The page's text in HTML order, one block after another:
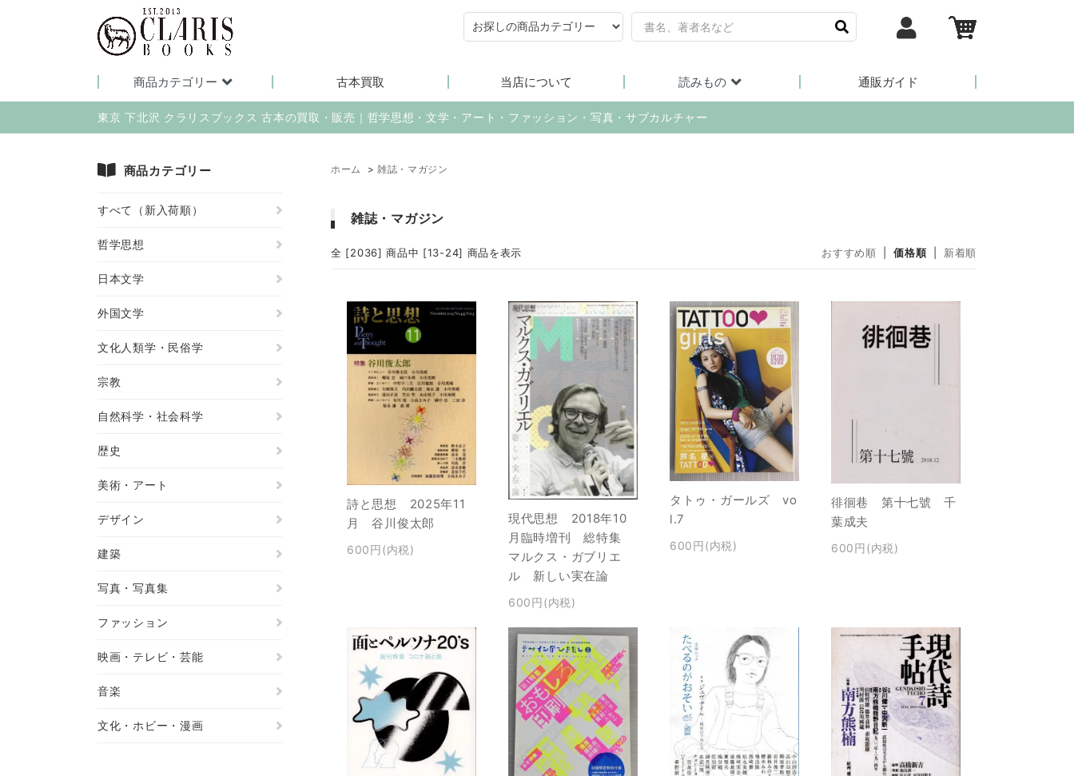
商品カテゴリー 古本買取 当店について 読みもの 通販ガイド
東京 下北沢 クラリスブックス 古本の買取・販売｜哲学思想・文学・アート・ファッション・写真・サブカルチャー
ホーム > 雑誌・マガジン
雑誌・マガジン
全 [2036] 商品中 [13-24] 商品を表示 おすすめ順 価格順 新着順
詩と思想 2025年11
月 谷川俊太郎
600円(内税)
現代思想 2018年10
月臨時増刊 総特集
マルクス・ガブリエ
ル 新しい実在論
600円(内税)
タトゥ・ガールズ vo
l.7
600円(内税)
徘徊巷 第十七號 千
葉成夫
600円(内税)
商品カテゴリー
すべて（新入荷順）
哲学思想
日本文学
外国文学
文化人類学・民俗学
宗教
自然科学・社会科学
歴史
美術・アート
デザイン
建築
写真・写真集
ファッション
映画・テレビ・芸能
音楽
文化・ホビー・漫画